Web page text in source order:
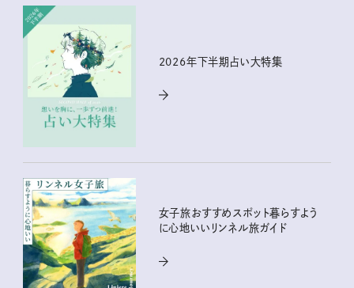
2026年下半期占い大特集
女子旅おすすめスポット暮らすよう
に心地いいリンネル旅ガイド